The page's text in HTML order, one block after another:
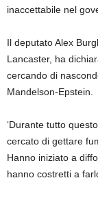
inaccettabile nel
Il deputato Alex
Lancaster, ha
cercando di
Mandelson-Epstein.
‘Durante tutto
cercato di gettare
Hanno iniziato a
hanno costretti a